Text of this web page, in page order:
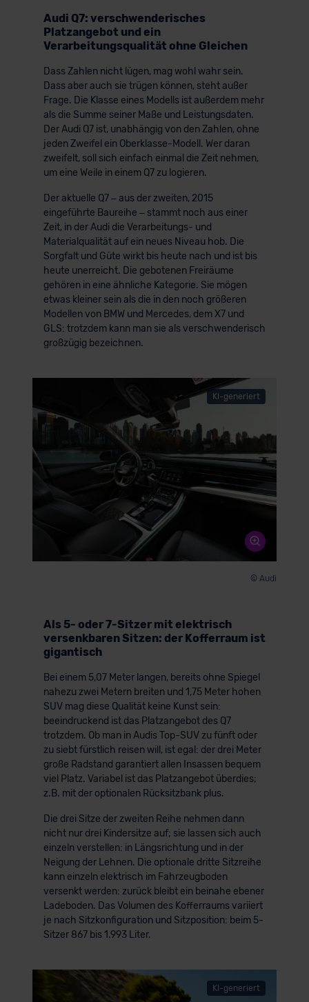
Audi Q7: verschwenderisches
Platzangebot und ein
Verarbeitungsqualität ohne Gleichen
Dass Zahlen nicht lügen, mag wohl wahr sein.
Dass aber auch sie trügen können, steht außer
Frage. Die Klasse eines Modells ist außerdem mehr
als die Summe seiner Maße und Leistungsdaten.
Der Audi Q7 ist, unabhängig von den Zahlen, ohne
jeden Zweifel ein Oberklasse-Modell. Wer daran
zweifelt, soll sich einfach einmal die Zeit nehmen,
um eine Weile in einem Q7 zu logieren.
Der aktuelle Q7 – aus der zweiten, 2015
eingeführte Baureihe – stammt noch aus einer
Zeit, in der Audi die Verarbeitungs- und
Materialqualität auf ein neues Niveau hob. Die
Sorgfalt und Güte wirkt bis heute nach und ist bis
heute unerreicht. Die gebotenen Freiräume
gehören in eine ähnliche Kategorie. Sie mögen
etwas kleiner sein als die in den noch größeren
Modellen von BMW und Mercedes, dem X7 und
GLS: trotzdem kann man sie als verschwenderisch
großzügig bezeichnen.
KI-generiert
© Audi
Als 5- oder 7-Sitzer mit elektrisch
versenkbaren Sitzen: der Kofferraum ist
gigantisch
Bei einem 5,07 Meter langen, bereits ohne Spiegel
nahezu zwei Metern breiten und 1,75 Meter hohen
SUV mag diese Qualität keine Kunst sein:
beeindruckend ist das Platzangebot des Q7
trotzdem. Ob man in Audis Top-SUV zu fünft oder
zu siebt fürstlich reisen will, ist egal: der drei Meter
große Radstand garantiert allen Insassen bequem
viel Platz. Variabel ist das Platzangebot überdies;
z.B. mit der optionalen Rücksitzbank plus.
Die drei Sitze der zweiten Reihe nehmen dann
nicht nur drei Kindersitze auf; sie lassen sich auch
einzeln verstellen: in Längsrichtung und in der
Neigung der Lehnen. Die optionale dritte Sitzreihe
kann einzeln elektrisch im Fahrzeugboden
versenkt werden: zurück bleibt ein beinahe ebener
Ladeboden. Das Volumen des Kofferraums variiert
je nach Sitzkonfiguration und Sitzposition: beim 5-
Sitzer 867 bis 1.993 Liter.
KI-generiert